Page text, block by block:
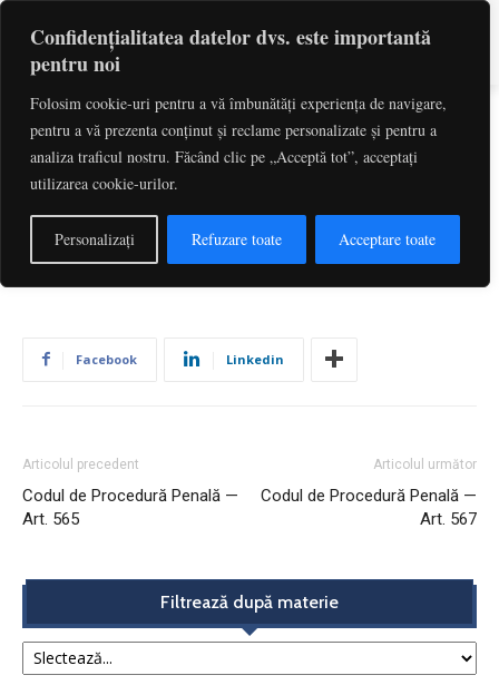
Confidențialitatea datelor dvs. este importantă
pentru noi
Folosim cookie-uri pentru a vă îmbunătăți experiența de navigare,
pentru a vă prezenta conținut și reclame personalizate și pentru a
analiza traficul nostru. Făcând clic pe „Acceptă tot”, acceptați
utilizarea cookie-urilor.
Personalizați Refuzare toate Acceptare toate
Codul de Procedură Penală —
Art. 566
De către Redactia iulie 1, 2026
Facebook Linkedin
Articolul precedent
Codul de Procedură Penală —
Art. 565
Articolul următor
Codul de Procedură Penală —
Art. 567
Filtrează după materie